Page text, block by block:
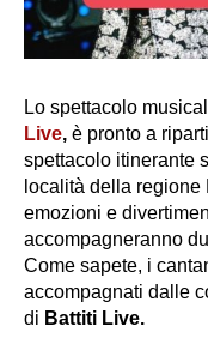
Lo spettacolo
Live, è pronto a
spettacolo itinerante
località della
emozioni e
accompagneranno
Come sapete, i
accompagnati dalle
di Battiti Live.